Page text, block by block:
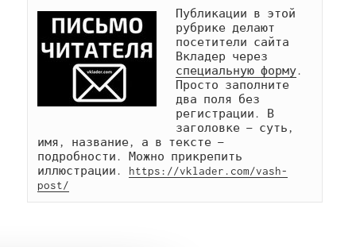
Публикации в этой
рубрике делают
посетители сайта
специальную форму.
Просто заполните
два поля без
регистрации. В
заголовке — суть,
имя, название, а в тексте —
подробности. Можно прикрепить
иллюстрации. https://vklader.com/vash-
post/